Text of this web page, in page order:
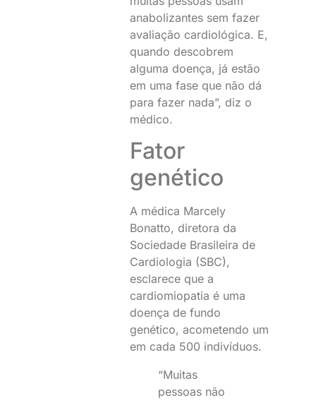
anabolizantes sem fazer
avaliação cardiológica. E,
quando descobrem
alguma doença, já estão
em uma fase que não dá
para fazer nada”, diz o
médico.
Fator
genético
A médica Marcely
Bonatto, diretora da
Sociedade Brasileira de
Cardiologia (SBC),
esclarece que a
cardiomiopatia é uma
doença de fundo
genético, acometendo um
em cada 500 indivíduos.
“Muitas
pessoas não